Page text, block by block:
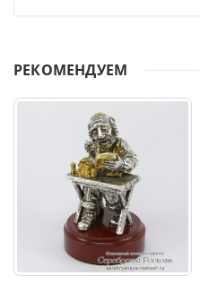
РЕКОМЕНДУЕМ